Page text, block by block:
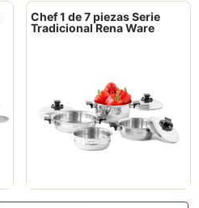
Chef 1 de 7 piezas Serie
Tradicional Rena Ware